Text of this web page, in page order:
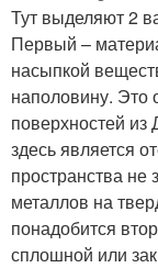
Тут выделяют 2
Первый –
насыпкой
наполовину. Это
поверхностей
здесь является
пространства
металлов на
понадобится
сплошной или